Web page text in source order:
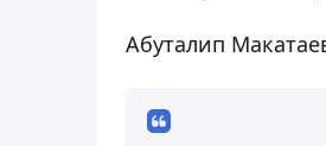
Абуталип